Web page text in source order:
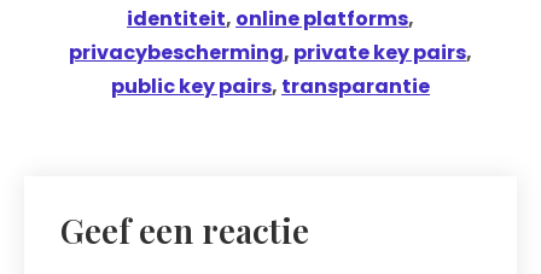
identiteit, online platforms,
privacybescherming, private key pairs,
public key pairs, transparantie
Geef een reactie